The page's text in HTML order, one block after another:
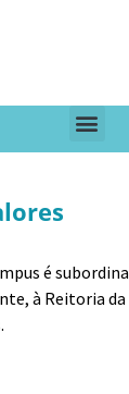
é
à Reitoria da